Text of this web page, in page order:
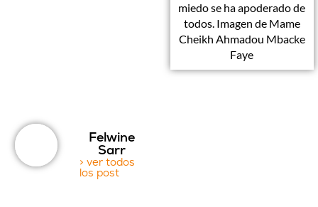
miedo se ha apoderado de
todos. Imagen de Mame
Cheikh Ahmadou Mbacke
Faye
Felwine
Sarr
> ver todos
los post